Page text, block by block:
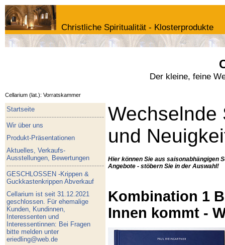
Christliche Spiritualität - Klosterprodukte
Der kleine, feine
Cellarium (lat.): Vorratskammer
Startseite
Wir über uns
Produkt-Präsentationen
Aktuelles, Verkaufs-
Ausstellungen, Bewertungen
GESCHLOSSEN -Krippen &
Guckkastenkrippen Abverkauf
Cellarium ist seit 31.12.2021
geschlossen. Für ehemalige
Kunden, Kundinnen,
Interessenten und
Interessentinnen: Bei Fragen
bitte melden unter
eriedling@web.de
Wechselnde
und
Hier können Sie aus saisonabhängigen
Angebote - stöbern Sie in der Auswahl!
Kombination 1
Innen kommt -